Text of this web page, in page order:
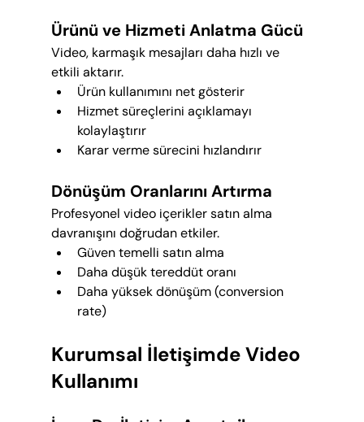
Ürünü ve Hizmeti Anlatma Gücü
Video, karmaşık mesajları daha hızlı ve
etkili aktarır.
Ürün kullanımını net gösterir
Hizmet süreçlerini açıklamayı
kolaylaştırır
Karar verme sürecini hızlandırır
Dönüşüm Oranlarını Artırma
Profesyonel video içerikler satın alma
davranışını doğrudan etkiler.
Güven temelli satın alma
Daha düşük tereddüt oranı
Daha yüksek dönüşüm (conversion
rate)
Kurumsal İletişimde Video
Kullanımı